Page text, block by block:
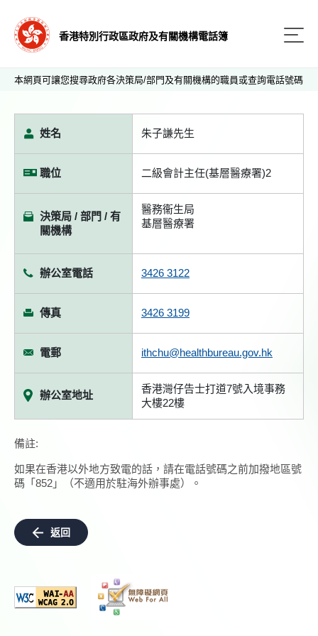
香港特別行政區政府及有關機構電話簿
本網頁可讓您搜尋政府各決策局/部門及有關機構的職員或查詢電話號碼
姓名 朱子謙先生
職位 二級會計主任(基層醫療署)2
決策局 / 部門 / 有
關機構
醫務衞生局
基層醫療署
辦公室電話 3426 3122
傳真 3426 3199
電郵 ithchu@healthbureau.gov.hk
辦公室地址
香港灣仔告士打道7號入境事務
大樓22樓
備註:
如果在香港以外地方致電的話，請在電話號碼之前加撥地區號
碼「852」（不適用於駐海外辦事處）。
返回